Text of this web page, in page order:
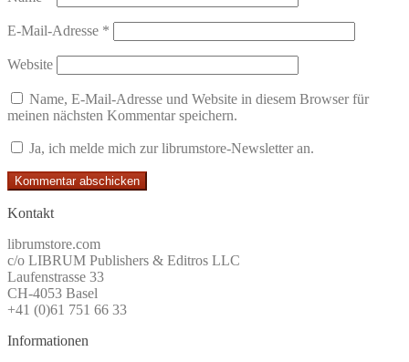
E-Mail-Adresse *
Website
Name, E-Mail-Adresse und Website in diesem Browser für
meinen nächsten Kommentar speichern.
Ja, ich melde mich zur librumstore-Newsletter an.
Kontakt
librumstore.com
c/o LIBRUM Publishers & Editros LLC
Laufenstrasse 33
CH-4053 Basel
+41 (0)61 751 66 33
Informationen